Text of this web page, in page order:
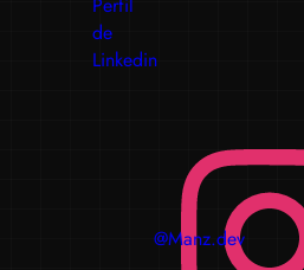
de
Linkedin
@Manz.dev